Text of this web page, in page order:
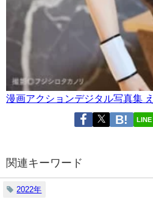
漫画アクションデジタル写真集
LINE
関連キーワード
2022年